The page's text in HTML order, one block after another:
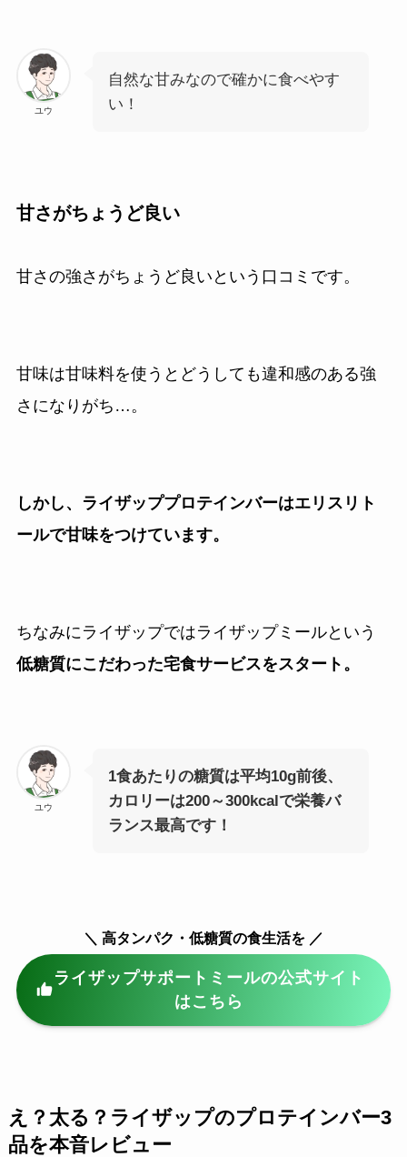
ユウ
自然な甘みなので確かに食べやす
い！
甘さがちょうど良い
甘さの強さがちょうど良いという口コミです。
甘味は甘味料を使うとどうしても違和感のある強
さになりがち…。
しかし、ライザッププロテインバーはエリスリト
ールで甘味をつけています。
ちなみにライザップではライザップミールという
低糖質にこだわった宅食サービスをスタート。
ユウ
1食あたりの糖質は平均10g前後、
カロリーは200～300kcalで栄養バ
ランス最高です！
＼ 高タンパク・低糖質の食生活を ／
ライザップサポートミールの公式サイト
はこちら
え？太る？ライザップのプロテインバー3
品を本音レビュー